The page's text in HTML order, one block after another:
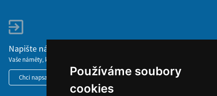
Používáme soubory
cookies
Napište nám
Vaše náměty, komentáře, připomínky a dotazy nezůstanou bez odezvy.
Chci napsat MKČR